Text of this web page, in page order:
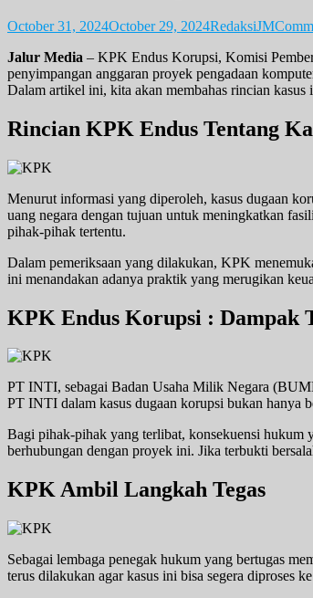
October 31, 2024October 29, 2024RedaksiJM
Jalur Media – KPK Endus Korupsi, Komisi
penyimpangan anggaran proyek pengadaan
Dalam artikel ini, kita akan membahas rincian
Rincian KPK Endus Tentang
Menurut informasi yang diperoleh, kasus dugaan
uang negara dengan tujuan untuk meningkatkan
pihak-pihak tertentu.
Dalam pemeriksaan yang dilakukan, KPK
ini menandakan adanya praktik yang merugikan
KPK Endus Korupsi : Dampak
PT INTI, sebagai Badan Usaha Milik Negara
PT INTI dalam kasus dugaan korupsi bukan hanya
Bagi pihak-pihak yang terlibat, konsekuensi hukum
berhubungan dengan proyek ini. Jika terbukti
KPK Ambil Langkah Tegas
Sebagai lembaga penegak hukum yang bertugas
terus dilakukan agar kasus ini bisa segera diproses